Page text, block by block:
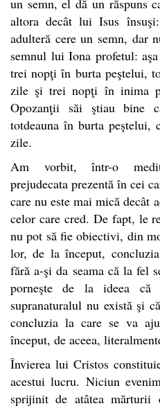
altora decât lui Isus
adulteră cere un semn, dar
semnul lui Iona profetul:
trei nopţi în burta peştelui,
zile şi trei nopţi în inima
Opozanţii săi ştiau bine
totdeauna în burta
zile.
Am vorbit, într-o
prejudecata prezentă în cei
care nu este mai mică decât
celor care cred. De fapt, le
nu pot să fie obiectivi, din
lor, de la început,
fără a-şi da seama că la fel
porneşte de la ideea că
supranaturalul nu există şi
concluzia la care se va
început, de aceea,
Învierea lui Cristos
acestui lucru. Niciun
sprijinit de atâtea mărturii